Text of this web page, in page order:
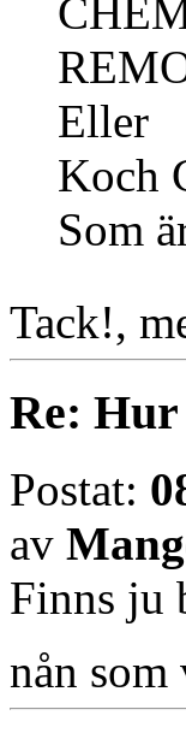
Eller
Koch
Som
Tack!,
Re:
Postat:
av
Finns ju
nån som